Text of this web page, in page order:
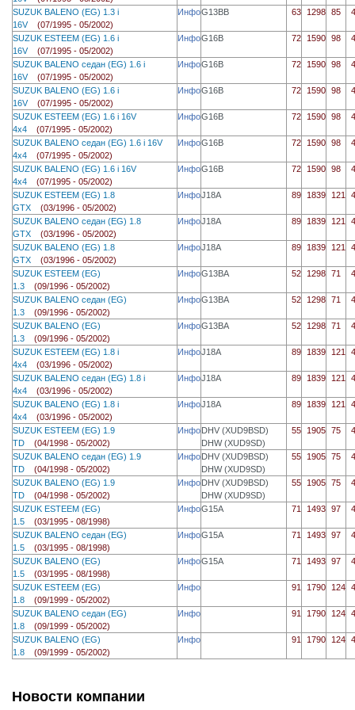
SUZUK BALENO (EG) 1.3 i
16V (07/1995 - 05/2002)
ИнфоG13BB 63 1298 85 4
SUZUK ESTEEM (EG) 1.6 i
16V (07/1995 - 05/2002)
ИнфоG16B 72 1590 98 4
SUZUK BALENO седан (EG) 1.6 i
16V (07/1995 - 05/2002)
ИнфоG16B 72 1590 98 4
SUZUK BALENO (EG) 1.6 i
16V (07/1995 - 05/2002)
ИнфоG16B 72 1590 98 4
SUZUK ESTEEM (EG) 1.6 i 16V
4x4 (07/1995 - 05/2002)
ИнфоG16B 72 1590 98 4
SUZUK BALENO седан (EG) 1.6 i 16V
4x4 (07/1995 - 05/2002)
ИнфоG16B 72 1590 98 4
SUZUK BALENO (EG) 1.6 i 16V
4x4 (07/1995 - 05/2002)
ИнфоG16B 72 1590 98 4
SUZUK ESTEEM (EG) 1.8
GTX (03/1996 - 05/2002)
ИнфоJ18A 89 1839 121 4
SUZUK BALENO седан (EG) 1.8
GTX (03/1996 - 05/2002)
ИнфоJ18A 89 1839 121 4
SUZUK BALENO (EG) 1.8
GTX (03/1996 - 05/2002)
ИнфоJ18A 89 1839 121 4
SUZUK ESTEEM (EG)
1.3 (09/1996 - 05/2002)
ИнфоG13BA 52 1298 71 4
SUZUK BALENO седан (EG)
1.3 (09/1996 - 05/2002)
ИнфоG13BA 52 1298 71 4
SUZUK BALENO (EG)
1.3 (09/1996 - 05/2002)
ИнфоG13BA 52 1298 71 4
SUZUK ESTEEM (EG) 1.8 i
4x4 (03/1996 - 05/2002)
ИнфоJ18A 89 1839 121 4
SUZUK BALENO седан (EG) 1.8 i
4x4 (03/1996 - 05/2002)
ИнфоJ18A 89 1839 121 4
SUZUK BALENO (EG) 1.8 i
4x4 (03/1996 - 05/2002)
ИнфоJ18A 89 1839 121 4
SUZUK ESTEEM (EG) 1.9
TD (04/1998 - 05/2002)
ИнфоDHV (XUD9BSD)
DHW (XUD9SD)
55 1905 75 4
SUZUK BALENO седан (EG) 1.9
TD (04/1998 - 05/2002)
ИнфоDHV (XUD9BSD)
DHW (XUD9SD)
55 1905 75 4
SUZUK BALENO (EG) 1.9
TD (04/1998 - 05/2002)
ИнфоDHV (XUD9BSD)
DHW (XUD9SD)
55 1905 75 4
SUZUK ESTEEM (EG)
1.5 (03/1995 - 08/1998)
ИнфоG15A 71 1493 97 4
SUZUK BALENO седан (EG)
1.5 (03/1995 - 08/1998)
ИнфоG15A 71 1493 97 4
SUZUK BALENO (EG)
1.5 (03/1995 - 08/1998)
ИнфоG15A 71 1493 97 4
SUZUK ESTEEM (EG)
1.8 (09/1999 - 05/2002)
Инфо 91 1790 124 4
SUZUK BALENO седан (EG)
1.8 (09/1999 - 05/2002)
Инфо 91 1790 124 4
SUZUK BALENO (EG)
1.8 (09/1999 - 05/2002)
Инфо 91 1790 124 4
Новости компании